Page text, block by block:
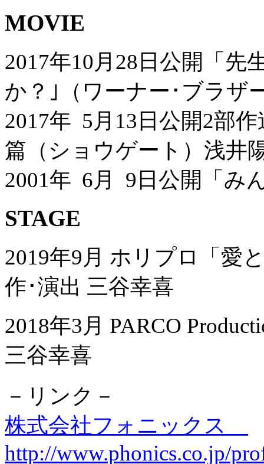
MOVIE
2017年10月28日公開「先
か？｣（ワーナー･ブラザ
2017年 5月13日公開2部
篇（ショウゲート）浅井
2001年 6月 9日公開「み
STAGE
2019年9月 ホリプロ「愛
作･演出 三谷幸喜
2018年3月 PARCO
三谷幸喜
－リンク－
株式会社フォニックス
http://www.phonics.co.jp/